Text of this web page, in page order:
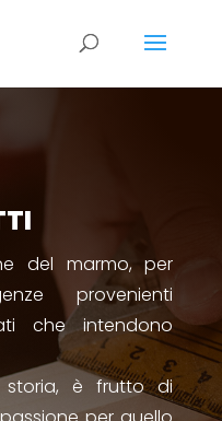
del marmo, per
provenienti
che intendono
è frutto di